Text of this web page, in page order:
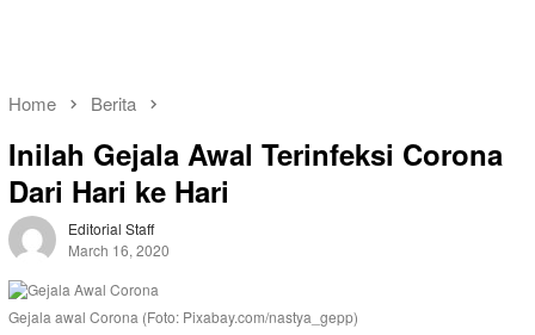
Home Berita
Inilah Gejala Awal Terinfeksi Corona
Dari Hari ke Hari
Editorial Staff
March 16, 2020
Gejala awal Corona (Foto: Pixabay.com/nastya_gepp)